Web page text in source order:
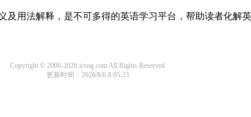
用法解释，是不可多得的英语学习平台，帮助读者化解
Copyright © 2000-2026 icsng.com All Rights Reserved
更新时间：2026/8/6 8:05:23